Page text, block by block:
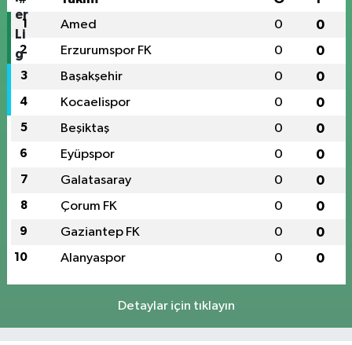
1 Amed 0 0
2 Erzurumspor FK 0 0
3 Başakşehir 0 0
4 Kocaelispor 0 0
5 Beşiktaş 0 0
6 Eyüpspor 0 0
7 Galatasaray 0 0
8 Çorum FK 0 0
9 Gaziantep FK 0 0
10 Alanyaspor 0 0
Detaylar için tıklayın